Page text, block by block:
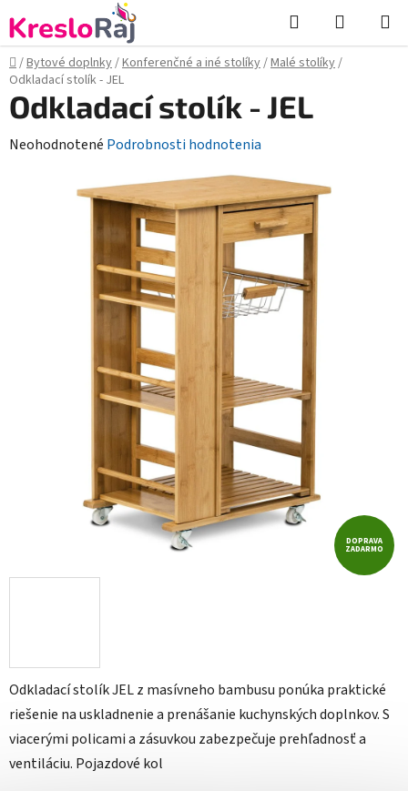
na
obsah
Hľadať
KOŠÍK
Domov
/Bytové doplnky/Konferenčné a iné stolíky/Malé stolíky/
Odkladací stolík - JEL
Odkladací stolík JEL z masívneho bambusu ponúka praktické
riešenie na uskladnenie a prenášanie kuchynských doplnkov. S
viacerými policami a zásuvkou zabezpečuje prehľadnosť a
ventiláciu. Pojazdové kol
Odkladací stolík - JEL
Priemerné
Neohodnotené Podrobnosti hodnotenia
DOPRAVA
ZADARMO